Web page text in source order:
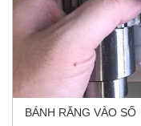
BÁNH RĂNG VÀO SỐ